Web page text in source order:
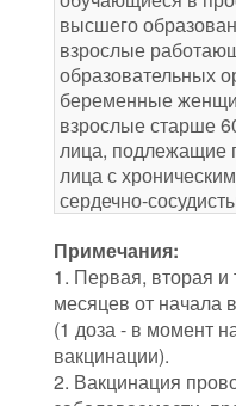
высшего
взрослые
образовательных
беременные
взрослые старше
лица, подлежащие
лица с
сердечно-
Примечания:
1. Первая, вторая и
месяцев от начала
(1 доза - в момент
вакцинации).
2. Вакцинация